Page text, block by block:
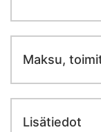
Maksu,
Lisätiedot